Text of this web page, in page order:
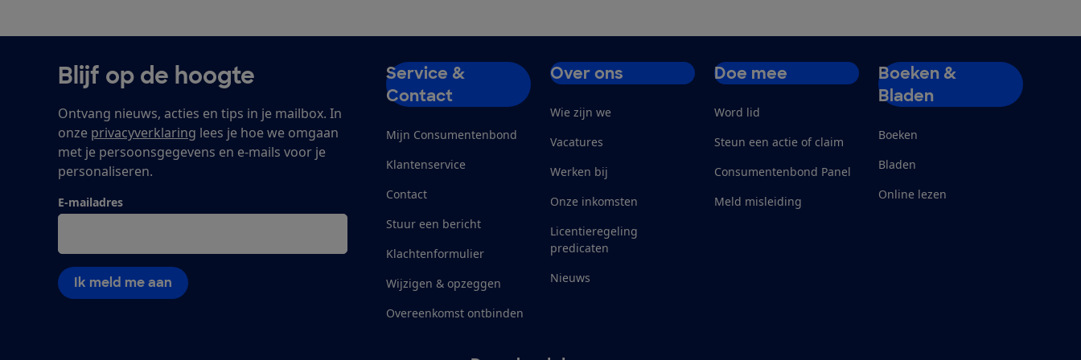
Blijf op de hoogte
Ontvang nieuws, acties en tips in je mailbox. In
onze privacyverklaring lees je hoe we omgaan
met je persoonsgegevens en e-mails voor je
personaliseren.
E-mailadres
Ik meld me aan
Service &
Contact
Mijn Consumentenbond
Klantenservice
Contact
Stuur een bericht
Klachtenformulier
Wijzigen & opzeggen
Overeenkomst ontbinden
Over ons
Wie zijn we
Vacatures
Werken bij
Onze inkomsten
Licentieregeling
predicaten
Nieuws
Doe mee
Word lid
Steun een actie of claim
Consumentenbond Panel
Meld misleiding
Boeken &
Bladen
Boeken
Bladen
Online lezen